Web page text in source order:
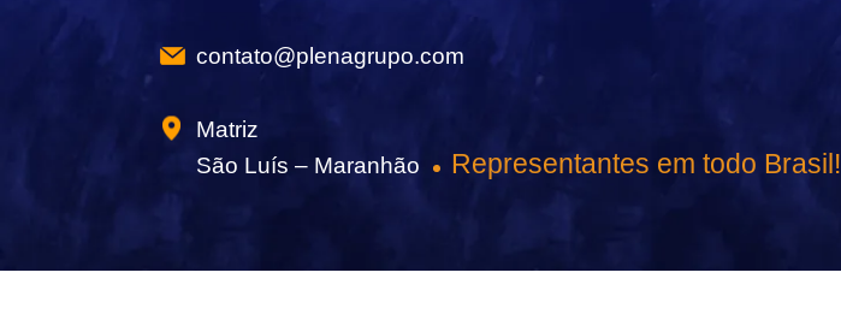
contato@plenagrupo.com
Matriz
São Luís – Maranhão
Representantes em todo Brasil!